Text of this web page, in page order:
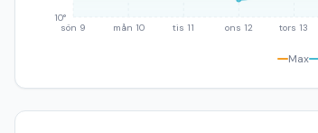
sön 9 mån 10 tis 11 ons 12 tors 13
10°
Max